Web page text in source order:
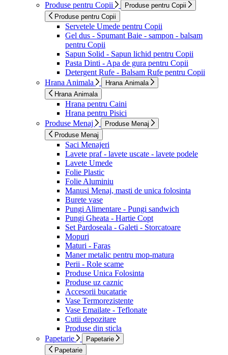
Produse pentru Copii
Produse pentru Copii
Produse pentru Copii
Servetele Umede pentru Copii
Gel dus - Spumant Baie - sampon - balsam
pentru Copii
Sapun Solid - Sapun lichid pentru Copii
Pasta Dinti - Apa de gura pentru Copii
Detergent Rufe - Balsam Rufe pentru Copii
Hrana Animala
Hrana Animala
Hrana Animala
Hrana pentru Caini
Hrana pentru Pisici
Produse Menaj
Produse Menaj
Produse Menaj
Saci Menajeri
Lavete praf - lavete uscate - lavete podele
Lavete Umede
Folie Plastic
Folie Aluminiu
Manusi Menaj, masti de unica folosinta
Burete vase
Pungi Alimentare - Pungi sandwich
Pungi Gheata - Hartie Copt
Set Pardoseala - Galeti - Storcatoare
Mopuri
Maturi - Faras
Maner metalic pentru mop-matura
Perii - Role scame
Produse Unica Folosinta
Produse uz caznic
Accesorii bucatarie
Vase Termorezistente
Vase Emailate - Teflonate
Cutii depozitare
Produse din sticla
Papetarie
Papetarie
Papetarie